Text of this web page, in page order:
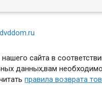
сайта в
данных,вам
правила возврата